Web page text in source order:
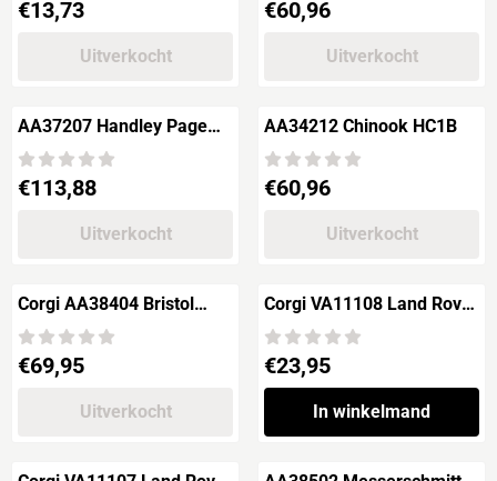
Prijs: 13,73
€13,73
Uitverkocht
Prijs: 60,96
€60,96
Uitverkocht
AA37207 Handley Page
Halifax GRII
Prijs: 113,88
€113,88
Uitverkocht
AA34212 Chinook HC1B
Prijs: 60,96
€60,96
Uitverkocht
Corgi AA38404 Bristol
Blenheim Mk.I "211
Squadron RAF"
Prijs: 69,95
€69,95
Uitverkocht
Corgi VA11108 Land Rover
Series 1 80" AA Road
Service
Prijs: 23,95
€23,95
In winkelmand